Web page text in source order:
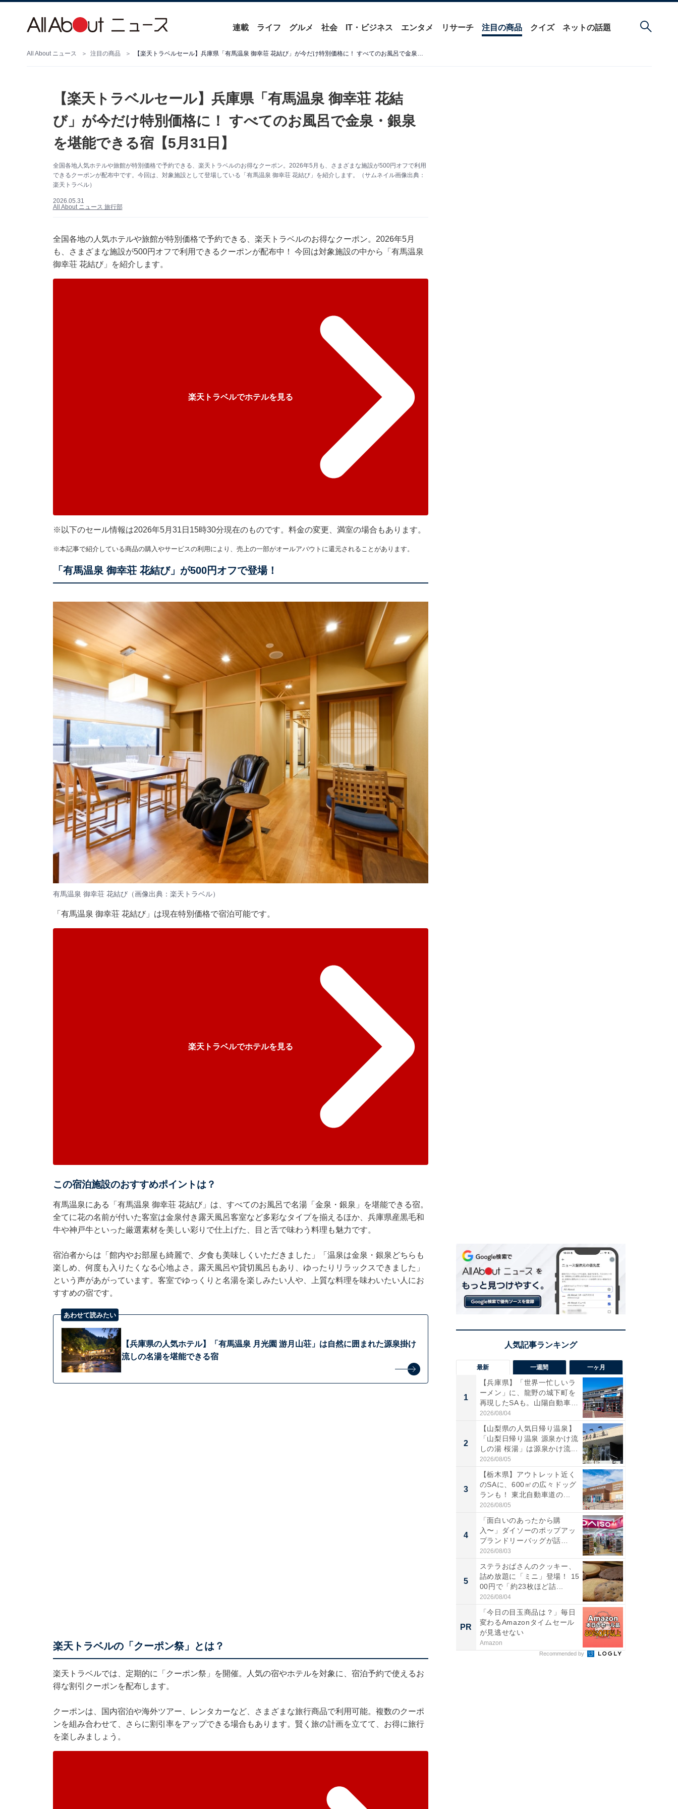
連載 ライフ グルメ 社会 IT・ビジネス エンタメ リサーチ 注目の商品 クイズ ネットの話題
All About ニュース 注目の商品 【楽天トラベルセール】兵庫県「有馬温泉 御幸荘 花結び」が今だけ特別価格に！ すべてのお風呂で金泉・銀泉を堪能できる宿【5月31日】
【楽天トラベルセール】兵庫県「有馬温泉 御幸荘 花結
び」が今だけ特別価格に！ すべてのお風呂で金泉・銀泉
を堪能できる宿【5月31日】
全国各地人気ホテルや旅館が特別価格で予約できる、楽天トラベルのお得なクーポン。2026年5月も、さまざまな施設が500円オフで利用
できるクーポンが配布中です。今回は、対象施設として登場している「有馬温泉 御幸荘 花結び」を紹介します。（サムネイル画像出典：
楽天トラベル）
2026.05.31
All About ニュース 旅行部
全国各地の人気ホテルや旅館が特別価格で予約できる、 楽天トラベルのお得なクーポン。2026年5月
も、さまざまな施設が500円オフで利用できるクーポンが配布中！ 今回は対象施設の中から「有馬温泉
御幸荘 花結び」を紹介します。
楽天トラベルでホテルを見る
※以下のセール情報は2026年5月31日15時30分現在のものです。料金の変更、満室の場合もあります。
※本記事で紹介している商品の購入やサービスの利用により、売上の一部がオールアバウトに還元されることがあります。
「有馬温泉 御幸荘 花結び」が500円オフで登場！
有馬温泉 御幸荘 花結び（画像出典：楽天トラベル）
「有馬温泉 御幸荘 花結び」は現在特別価格で宿泊可能です。
楽天トラベルでホテルを見る
この宿泊施設のおすすめポイントは？
有馬温泉にある「有馬温泉 御幸荘 花結び」は、すべてのお風呂で名湯「金泉・銀泉」を堪能できる宿。
全てに花の名前が付いた客室は金泉付き露天風呂客室など多彩なタイプを揃えるほか、兵庫県産黒毛和
牛や神戸牛といった厳選素材を美しい彩りで仕上げた、目と舌で味わう料理も魅力です。
宿泊者からは「館内やお部屋も綺麗で、夕食も美味しくいただきました」「温泉は金泉・銀泉どちらも
楽しめ、何度も入りたくなる心地よさ。露天風呂や貸切風呂もあり、ゆったりリラックスできました」
という声があがっています。客室でゆっくりと名湯を楽しみたい人や、上質な料理を味わいたい人にお
すすめの宿です。
あわせて読みたい
【兵庫県の人気ホテル】「有馬温泉 月光園 游月山荘」は自然に囲まれた源泉掛け
流しの名湯を堪能できる宿
楽天トラベルの「クーポン祭」とは？
楽天トラベルでは、定期的に「クーポン祭」を開催。人気の宿やホテルを対象に、宿泊予約で使えるお
得な割引クーポンを配布します。
クーポンは、国内宿泊や海外ツアー、レンタカーなど、さまざまな旅行商品で利用可能。複数のクーポ
ンを組み合わせて、さらに割引率をアップできる場合もあります。賢く旅の計画を立てて、お得に旅行
を楽しみましょう。
最新 一週間 一ヶ月
1
【兵庫県】「世界一忙しいラ
ーメン」に、龍野の城下町を
再現したSAも。山陽自動車
道...
2026/08/04
2
【山梨県の人気日帰り温泉】
「山梨日帰り温泉 源泉かけ流
しの湯 桜湯」は源泉かけ流...
2026/08/05
3
【栃木県】アウトレット近く
のSAに、600㎡の広々ドッグ
ランも！ 東北自動車道の...
2026/08/05
4
「面白いのあったから購
入〜」ダイソーのポップアッ
プランドリーバッグが話
題。“さま...
2026/08/03
5
ステラおばさんのクッキー、
詰め放題に「ミニ」登場！ 15
00円で「約23枚ほど詰...
2026/08/04
PR
「今日の目玉商品は？」毎日
変わるAmazonタイムセール
が見逃せない
Amazon
Recommended by